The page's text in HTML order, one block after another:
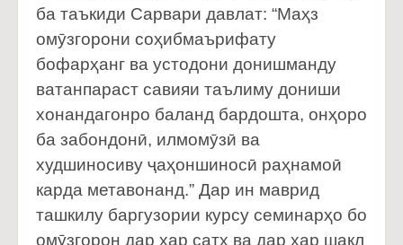
ба таъкиди Сарвари давлат: “Маҳз
омӯзгорони соҳибмаърифату
бофарҳанг ва устодони донишманду
ватанпараст савияи таълиму дониши
хонандагонро баланд бардошта, онҳоро
ба забондонӣ, илмомӯзӣ ва
худшиносиву ҷаҳоншиносӣ раҳнамоӣ
карда метавонанд.” Дар ин маврид
ташкилу баргузории курсу семинарҳо бо
омӯзгорон дар ҳар сатҳ ва дар ҳар шакл